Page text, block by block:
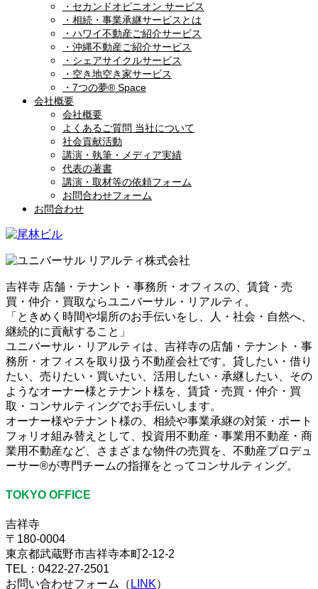
・セカンドオピニオン サービス
・相続・事業承継サービスとは
・ハワイ不動産ご紹介サービス
・沖縄不動産ご紹介サービス
・シェアサイクルサービス
・空き地空き家サービス
・7つの夢® Space
会社概要
会社概要
よくあるご質問 当社について
社会貢献活動
講演・執筆・メディア実績
代表の著書
講演・取材等の依頼フォーム
お問合わせフォーム
お問合わせ
吉祥寺 店舗・テナント・事務所・オフィスの、賃貸・売
買・仲介・買取ならユニバーサル・リアルティ。
「ときめく時間や場所のお手伝いをし、人・社会・自然へ、
継続的に貢献すること」
ユニバーサル・リアルティは、吉祥寺の店舗・テナント・事
務所・オフィスを取り扱う不動産会社です。貸したい・借り
たい、売りたい・買いたい、活用したい・承継したい、その
ようなオーナー様とテナント様を、賃貸・売買・仲介・買
取・コンサルティングでお手伝いします。
オーナー様やテナント様の、相続や事業承継の対策・ポート
フォリオ組み替えとして、投資用不動産・事業用不動産・商
業用不動産など、さまざまな物件の売買を、不動産プロデュ
ーサー®が専門チームの指揮をとってコンサルティング。
TOKYO OFFICE
吉祥寺
〒180-0004
東京都武蔵野市吉祥寺本町2-12-2
TEL：0422-27-2501
お問い合わせフォーム（ LINK）